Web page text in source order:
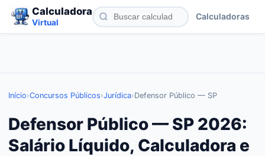
Calculadora
Virtual
Calculadoras
Início›Concursos Públicos›Jurídica›Defensor Público — SP
Defensor Público — SP 2026:
Salário Líquido, Calculadora e